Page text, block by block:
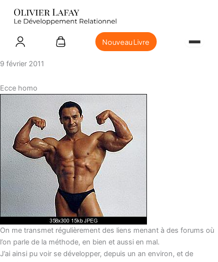
Nouveau Livre
9 février 2011
Ecce homo
On me transmet régulièrement des liens menant à des forums où
l’on parle de la méthode, en bien et aussi en mal.
J’ai ainsi pu voir se développer, depuis un an environ, et de